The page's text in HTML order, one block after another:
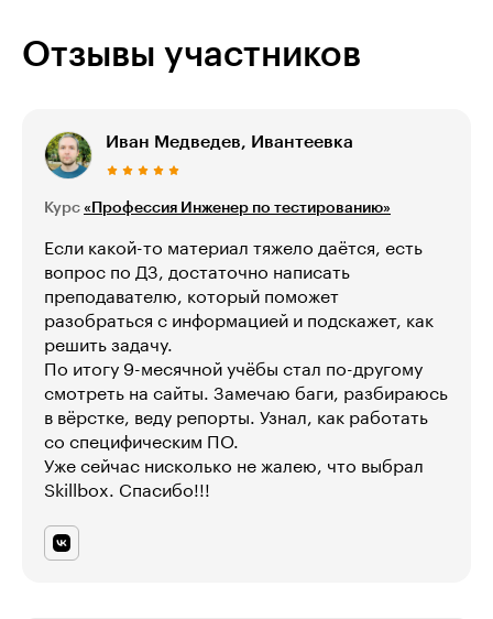
Отзывы участников
Иван Медведев, Ивантеевка
Курс «Профессия Инженер по тестированию»
Если какой-то материал тяжело даётся, есть
вопрос по ДЗ, достаточно написать
преподавателю, который поможет
разобраться с информацией и подскажет, как
решить задачу.
По итогу 9-месячной учёбы стал по-другому
смотреть на сайты. Замечаю баги, разбираюсь
в вёрстке, веду репорты. Узнал, как работать
со специфическим ПО.
Уже сейчас нисколько не жалею, что выбрал
Skillbox. Спасибо!!!